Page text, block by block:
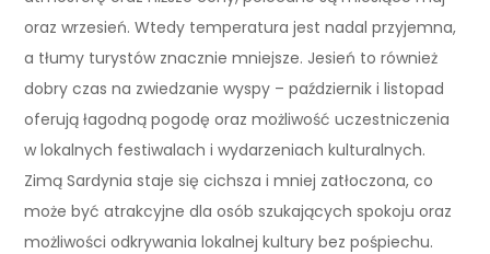
oraz wrzesień. Wtedy temperatura jest nadal przyjemna,
a tłumy turystów znacznie mniejsze. Jesień to również
dobry czas na zwiedzanie wyspy – październik i listopad
oferują łagodną pogodę oraz możliwość uczestniczenia
w lokalnych festiwalach i wydarzeniach kulturalnych.
Zimą Sardynia staje się cichsza i mniej zatłoczona, co
może być atrakcyjne dla osób szukających spokoju oraz
możliwości odkrywania lokalnej kultury bez pośpiechu.